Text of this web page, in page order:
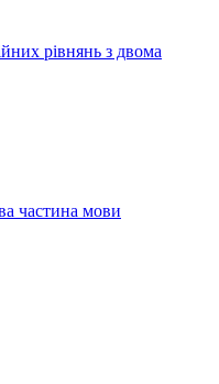
рівнянь з двома
частина мови